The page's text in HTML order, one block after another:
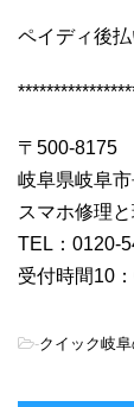
ペイディ後
〒500-8175
岐阜県岐阜
スマホ修理
TEL：0120-
受付時間10
-クイック岐